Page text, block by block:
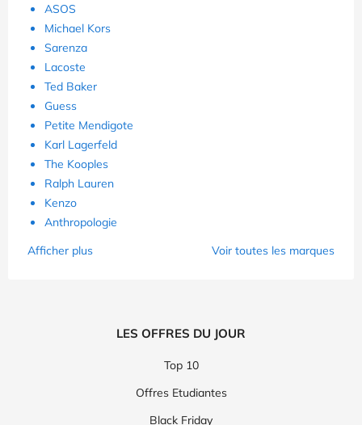
ASOS
Michael Kors
Sarenza
Lacoste
Ted Baker
Guess
Petite Mendigote
Karl Lagerfeld
The Kooples
Ralph Lauren
Kenzo
Anthropologie
Afficher plus
Voir toutes les marques
LES OFFRES DU JOUR
Top 10
Offres Etudiantes
Black Friday